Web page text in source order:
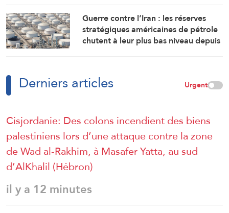
Guerre contre l’Iran : les réserves
stratégiques américaines de pétrole
chutent à leur plus bas niveau depuis
Derniers articles Urgent
Cisjordanie: Des colons incendient des biens
palestiniens lors d’une attaque contre la zone
de Wad al-Rakhim, à Masafer Yatta, au sud
d’AlKhalil (Hébron)
il y a 12 minutes